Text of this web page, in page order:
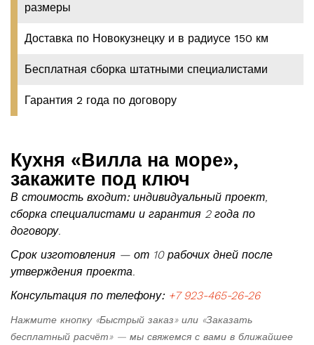
размеры
Доставка по Новокузнецку и в радиусе 150 км
Бесплатная сборка штатными специалистами
Гарантия 2 года по договору
Кухня «Вилла на море»,
закажите под ключ
В стоимость входит:индивидуальный проект,
сборка специалистами и гарантия 2 года по
договору.
Срок изготовления — от 10 рабочих дней после
утверждения проекта.
Консультация по телефону: +7 923-465-26-26
Нажмите кнопку «Быстрый заказ» или «Заказать
бесплатный расчёт» — мы свяжемся с вами в ближайшее